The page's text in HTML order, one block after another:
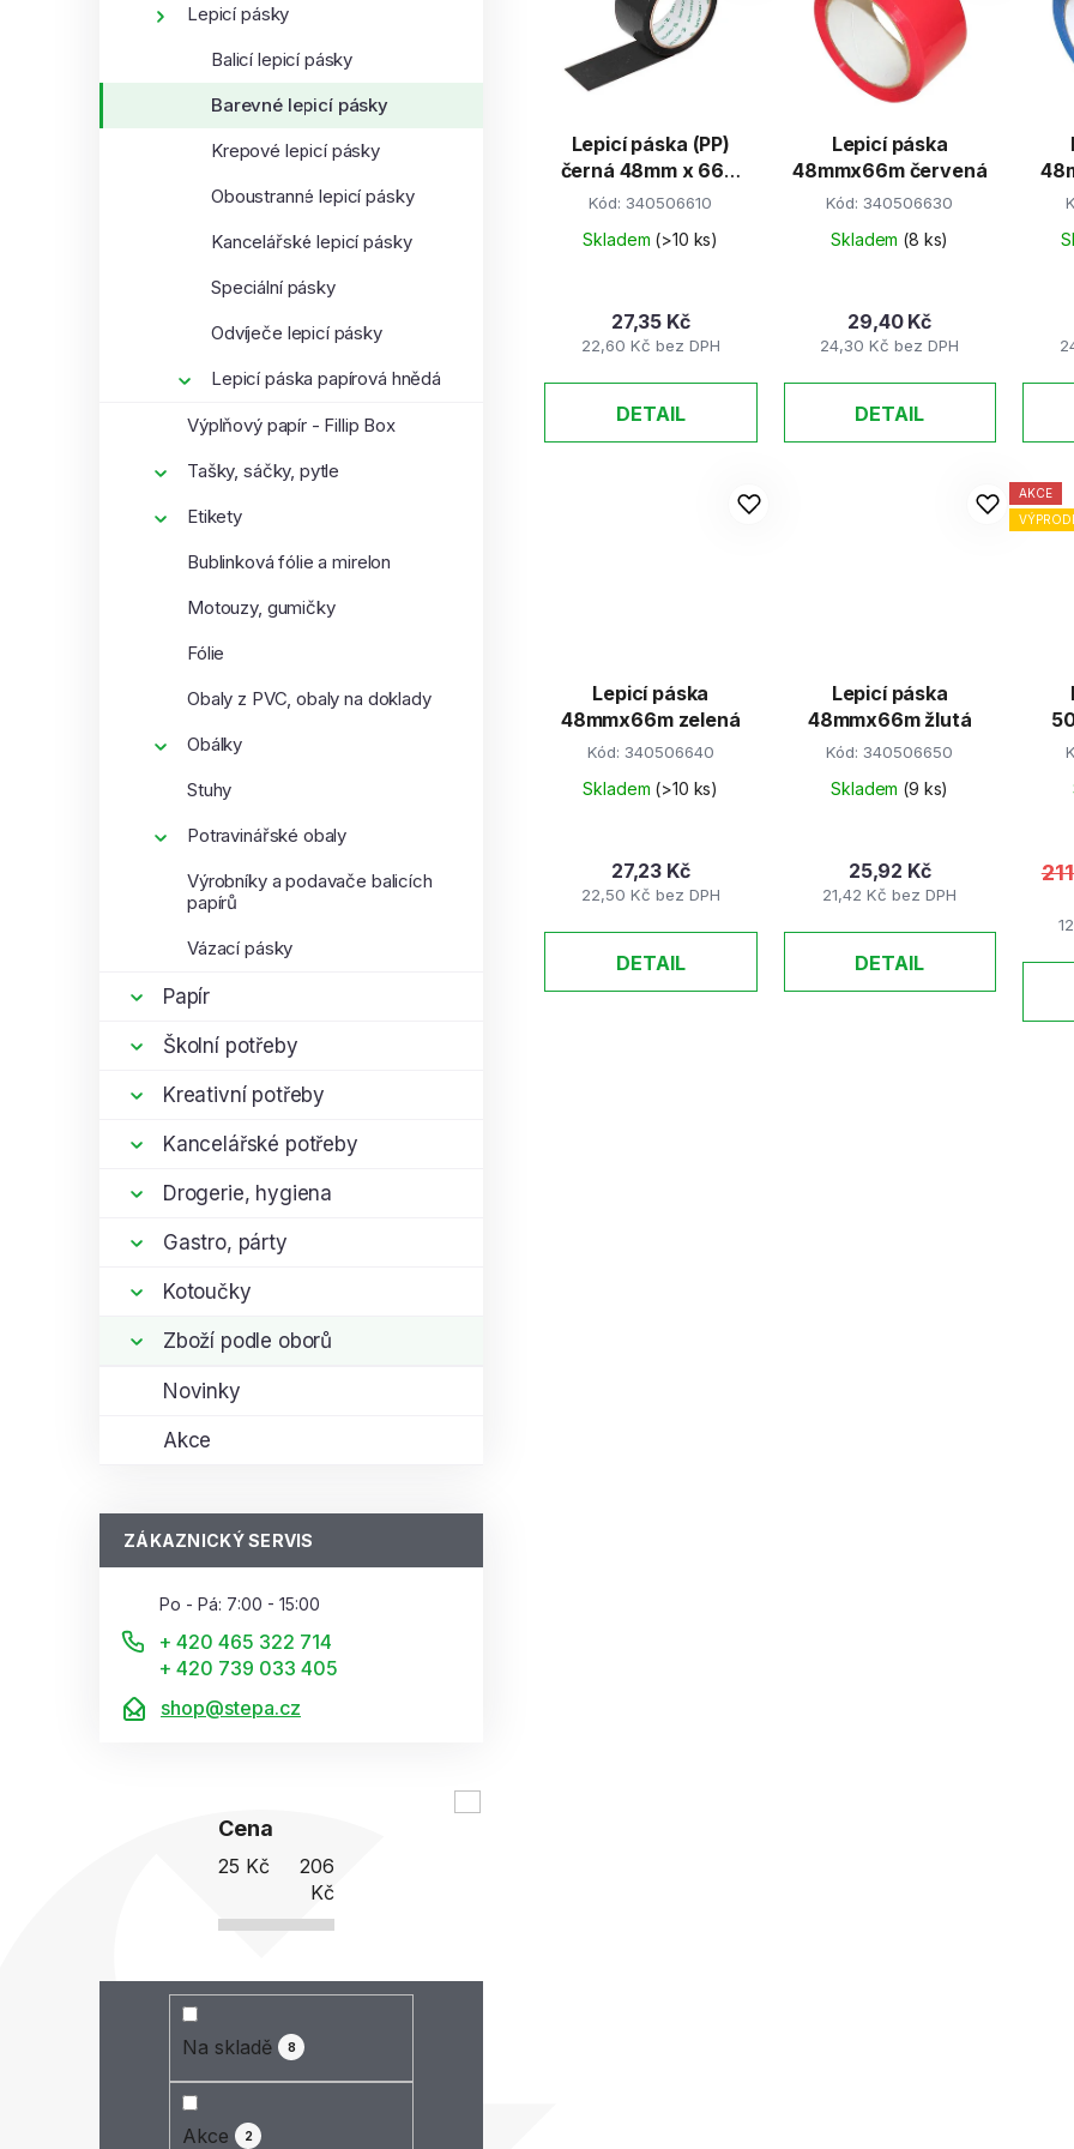
a
Lepicí pásky
Balicí lepicí pásky
Barevné lepicí pásky
Krepové lepicí pásky
Oboustranné lepicí pásky
Kancelářské lepicí pásky
Speciální pásky
Odvíječe lepicí pásky
Lepicí páska papírová hnědá
Výplňový papír - Fillip Box
Tašky, sáčky, pytle
Etikety
Bublinková fólie a mirelon
Motouzy, gumičky
Fólie
Obaly z PVC, obaly na doklady
Obálky
Stuhy
Potravinářské obaly
Výrobníky a podavače balicích
papírů
Vázací pásky
Papír
Školní potřeby
Kreativní potřeby
Kancelářské potřeby
Drogerie, hygiena
Gastro, párty
Kotoučky
Zboží podle oborů
Novinky
Akce
ZÁKAZNICKÝ SERVIS
Po - Pá: 7:00 - 15:00
+ 420 465 322 714
+ 420 739 033 405
shop@stepa.cz
Cena
25 Kč
206
Kč
Na skladě 8
Akce 2
Lepicí páska (PP)
černá 48mm x 66m
[1 ks]
Kód:340506610
Skladem (>10 ks)
22,60 Kč bez DPH
27,35 Kč
DETAIL
Lepicí páska
48mmx66m červená
Kód:340506630
Skladem (8 ks)
24,30 Kč bez DPH
29,40 Kč
DETAIL
Lepicí páska
48mmx66m zelená
Kód: 340506640
Skladem (>10 ks)
22,50 Kč bez DPH
27,23 Kč
DETAIL
Lepicí páska
48mmx66m žlutá
Kód:340506650
Skladem (9 ks)
21,42 Kč bez DPH
25,92 Kč
DETAIL
AKCE